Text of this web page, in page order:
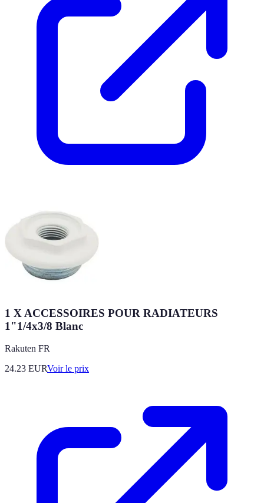
1 X ACCESSOIRES POUR RADIATEURS
1"1/4x3/8 Blanc
Rakuten FR
24.23 EURVoir le prix